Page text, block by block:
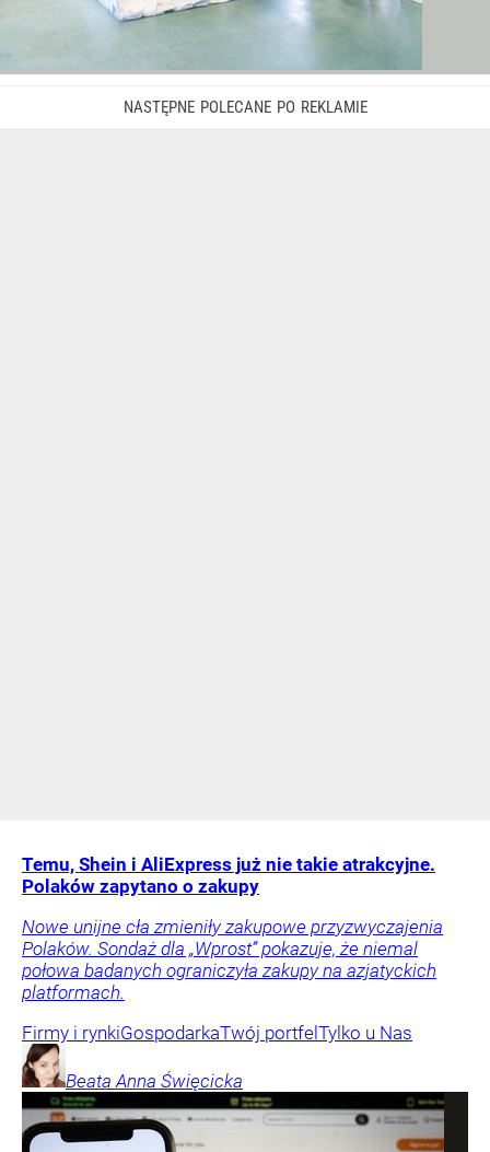
Temu, Shein i AliExpress już nie takie atrakcyjne.
Polaków zapytano o zakupy
Nowe unijne cła zmieniły zakupowe przyzwyczajenia
Polaków. Sondaż dla „Wprost” pokazuje, że niemal
połowa badanych ograniczyła zakupy na azjatyckich
platformach.
Firmy i rynkiGospodarkaTwój portfel Tylko u Nas
Beata Anna Święcicka